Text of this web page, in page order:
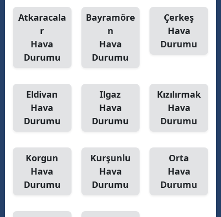
Malatya
Manisa
Kahramanmaraş
Muğla
Nevşehir
Niğde
Rize
Atkaracala
r
Hava
Durumu
Bayramöre
n
Hava
Durumu
Çerkeş
Hava
Durumu
Eldivan
Hava
Durumu
Ilgaz
Hava
Durumu
Kızılırmak
Hava
Durumu
Korgun
Hava
Durumu
Kurşunlu
Hava
Durumu
Orta
Hava
Durumu